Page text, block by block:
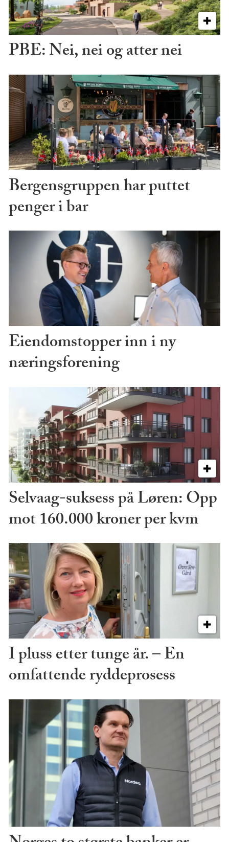
PBE: Nei, nei og atter nei
Bergensgruppen har puttet
penger i bar
Eiendomstopper inn i ny
næringsforening
Selvaag-suksess på Løren: Opp
mot 160.000 kroner per kvm
I pluss etter tunge år. – En
omfattende ryddeprosess